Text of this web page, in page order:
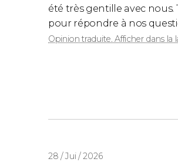
été très gentille avec
pour répondre à nos
Opinion traduite. Afficher dans la
28 / Jui / 2026